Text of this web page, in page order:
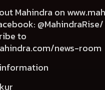
Mahindra on
to
news-room